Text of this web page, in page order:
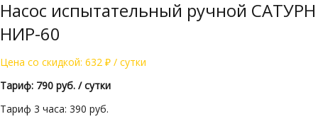
Насос испытательный ручной САТУРН
НИР-60
Цена со скидкой: 632 ₽ / сутки
Тариф: 790 руб. / сутки
Тариф 3 часа: 390 руб.